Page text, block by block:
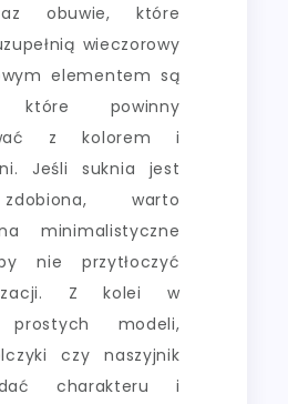
obuwie, które
wieczorowy
elementem są
które powinny
z kolorem i
Jeśli suknia jest
warto
minimalistyczne
nie przytłoczyć
Z kolei w
prostych modeli,
czy naszyjnik
charakteru i